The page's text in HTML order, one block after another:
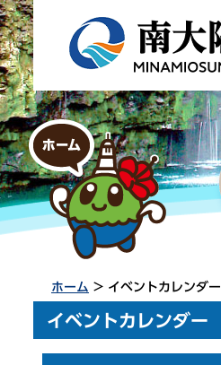
ホーム > イベントカレンダー
イベントカレンダー